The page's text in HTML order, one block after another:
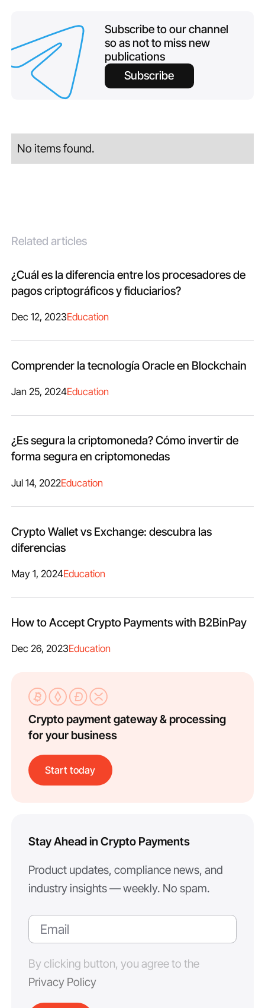
Subscribe to our channel
so as not to miss new
publications
Subscribe
No items found.
Related articles
¿Cuál es la diferencia entre los procesadores de
pagos criptográficos y fiduciarios?
Dec 12, 2023Education
Comprender la tecnología Oracle en Blockchain
Jan 25, 2024Education
¿Es segura la criptomoneda? Cómo invertir de
forma segura en criptomonedas
Jul 14, 2022Education
Crypto Wallet vs Exchange: descubra las
diferencias
May 1, 2024Education
How to Accept Crypto Payments with B2BinPay
Dec 26, 2023Education
Crypto payment gateway & processing
for your business
Start today
Stay Ahead in Crypto Payments
Product updates, compliance news, and
industry insights — weekly. No spam.
By clicking button, you agree to the
Privacy Policy